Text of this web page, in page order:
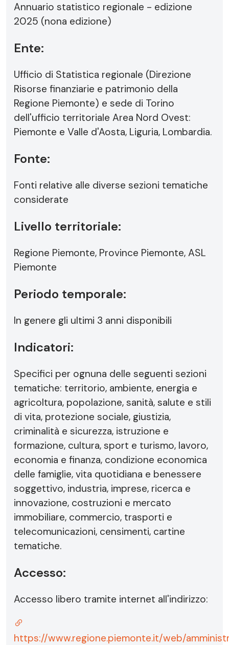
Annuario statistico regionale - edizione
2025 (nona edizione)
Ente:
Ufficio di Statistica regionale (Direzione
Risorse finanziarie e patrimonio della
Regione Piemonte) e sede di Torino
dell'ufficio territoriale Area Nord Ovest:
Piemonte e Valle d'Aosta, Liguria, Lombardia.
Fonte:
Fonti relative alle diverse sezioni tematiche
considerate
Livello territoriale:
Regione Piemonte, Province Piemonte, ASL
Piemonte
Periodo temporale:
In genere gli ultimi 3 anni disponibili
Indicatori:
Specifici per ognuna delle seguenti sezioni
tematiche: territorio, ambiente, energia e
agricoltura, popolazione, sanità, salute e stili
di vita, protezione sociale, giustizia,
criminalità e sicurezza, istruzione e
formazione, cultura, sport e turismo, lavoro,
economia e finanza, condizione economica
delle famiglie, vita quotidiana e benessere
soggettivo, industria, imprese, ricerca e
innovazione, costruzioni e mercato
immobiliare, commercio, trasporti e
telecomunicazioni, censimenti, cartine
tematiche.
Accesso:
Accesso libero tramite internet all'indirizzo:
https://www.regione.piemonte.it/web/